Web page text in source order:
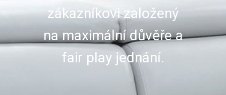
zákazníkovi založený
na maximální důvěře a
fair play jednání.